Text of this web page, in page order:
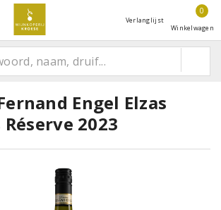
Verlanglijst
0
Winkelwagen
Engel Elzas
2023